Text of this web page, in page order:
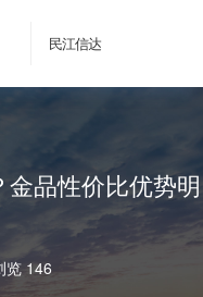
民江信达
品性价比优势明
览 146